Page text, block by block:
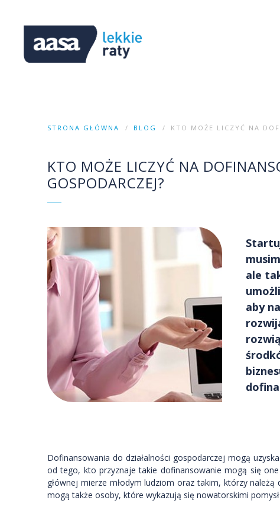
STRONA GŁÓWNA BLOG KTO MOŻE LICZYĆ NA
KTO MOŻE LICZYĆ NA
GOSPODARCZEJ?
ale
aby
Dofinansowania do działalności gospodarczej mogą
od tego, kto przyznaje takie dofinansowanie mogą się
głównej mierze młodym ludziom oraz takim, którzy
mogą także osoby, które wykazują się nowatorskimi